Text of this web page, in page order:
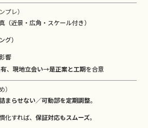
プレ）
（近景・広角・スケール付き）
グ）
響
、現地立会い→是正案と工期を合意
）
まらせない／可動部を定期調整。
化すれば、保証対応もスムーズ。